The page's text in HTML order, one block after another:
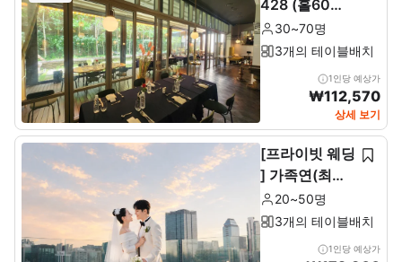
428 (홀60석+
룸10석)
30~70명
3개의 테이블배치
1인당 예상가
₩112,570
상세 보기
[프라이빗 웨딩
] 가족연(최소2
0~최대 50인)
20~50명
3개의 테이블배치
1인당 예상가